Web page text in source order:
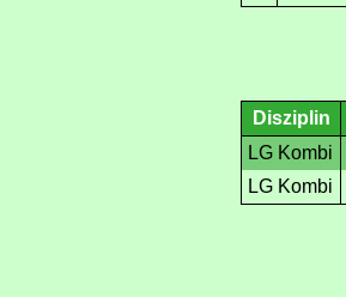
Disziplin
LG Kombi
LG Kombi